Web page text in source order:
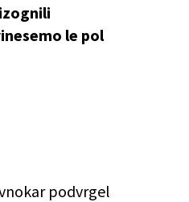
le pol
podvrgel